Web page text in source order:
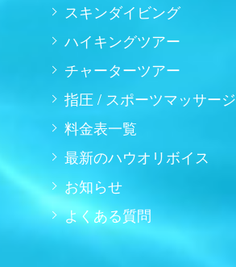
スキンダイビング
ハイキングツアー
チャーターツアー
指圧 / スポーツマッサージ
料金表一覧
最新のハウオリボイス
お知らせ
よくある質問